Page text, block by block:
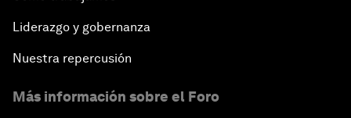
Liderazgo y gobernanza
Nuestra repercusión
Más información sobre el Foro